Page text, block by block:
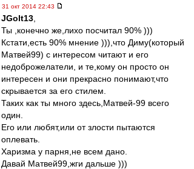
31 окт 2014 22:43
JGolt13
Ты ,конечно же,лихо посчитал 90% )))
Кстати,есть 90% мнение ))),что Диму(который
Матвей99) с интересом читают и его
недоброжелатели, и те,кому он просто он
интересен и они прекрасно понимают,что
скрывается за его стилем.
Таких как ты много здесь,Матвей-99 всего
один.
Его или любят,или от злости пытаются
оплевать.
Харизма у парня,не всем дано.
Давай Матвей99,жги дальше )))